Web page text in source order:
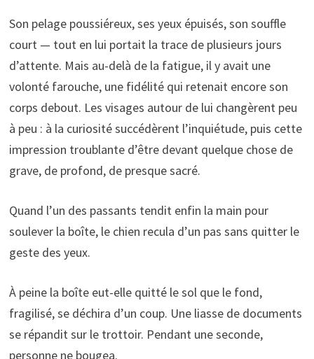
Son pelage poussiéreux, ses yeux épuisés, son souffle
court — tout en lui portait la trace de plusieurs jours
d’attente. Mais au-delà de la fatigue, il y avait une
volonté farouche, une fidélité qui retenait encore son
corps debout. Les visages autour de lui changèrent peu
à peu : à la curiosité succédèrent l’inquiétude, puis cette
impression troublante d’être devant quelque chose de
grave, de profond, de presque sacré.
Quand l’un des passants tendit enfin la main pour
soulever la boîte, le chien recula d’un pas sans quitter le
geste des yeux.
À peine la boîte eut-elle quitté le sol que le fond,
fragilisé, se déchira d’un coup. Une liasse de documents
se répandit sur le trottoir. Pendant une seconde,
personne ne bougea.